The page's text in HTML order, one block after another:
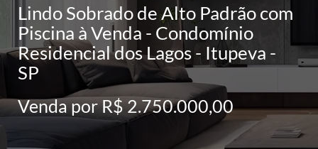
Lindo Sobrado de Alto Padrão com
Piscina à Venda - Condomínio
Residencial dos Lagos - Itupeva -
SP
Venda por R$ 2.750.000,00